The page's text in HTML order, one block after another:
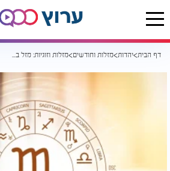
דף הבית יהדות מזלות וחודשים מזלות וזוגיות: מזל בתולה עם מאזניים - צפוי עתיד ורוד?